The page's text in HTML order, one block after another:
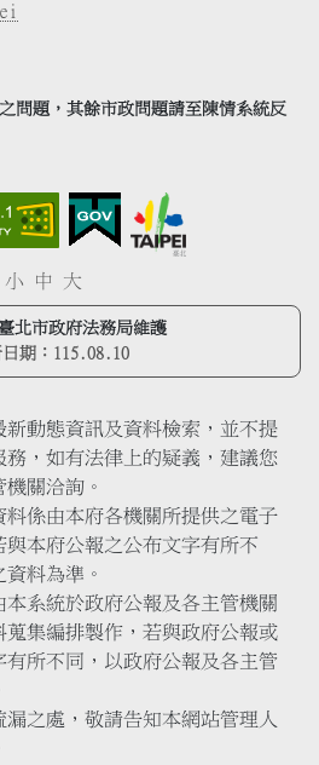
問題，其餘市政問題請至陳情系統反
小 中 大
北市政府法務局維護
期： 115.08.10
新動態資訊及資料檢索，並不提
，如有法律上的疑義，建議您
關洽詢。
料係由本府各機關所提供之電子
本府公報之公布文字有所不
料為準。
系統於政府公報及各主管機關
集編排製作，若與政府公報或
所不同，以政府公報及各主管
之處，敬請告知本網站管理人